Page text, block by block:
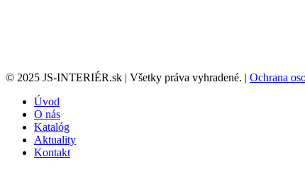
© 2025 JS-INTERIÉR.sk | Všetky práva vyhradené. | Ochrana
Úvod
O nás
Katalóg
Aktuality
Kontakt